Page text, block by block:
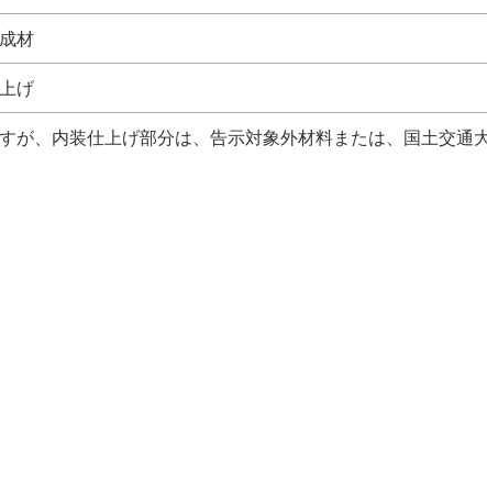
材
げ
が、内装仕上げ部分は、告示対象外材料または、国土